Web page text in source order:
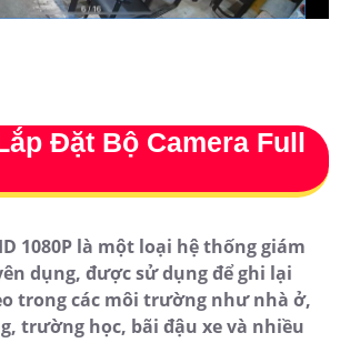
Đặt Bộ Camera Full
1080P là một loại hệ thống giám
dụng, được sử dụng để ghi lại
trong các môi trường như nhà ở,
trường học, bãi đậu xe và nhiều